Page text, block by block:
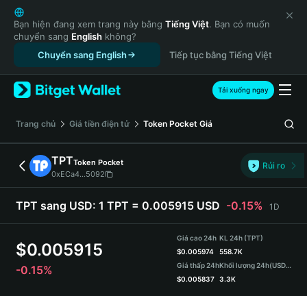
English
日本語
Tiếng Việt
Русский
Español (Latinoamérica)
Türkçe
Français
Deutsch
简体中文
繁體中文
Português (Portugal)
Bahasa Indonesia
ภาษาไทย
Español
Bạn hiện đang xem trang này bằng Tiếng Việt. Bạn có muốn
chuyển sang English không?
Chuyển sang English
Tiếp tục bằng Tiếng Việt
Tải xuống ngay
‌Trang chủ Giá tiền điện tử Token Pocket Giá
TPTToken Pocket
0xECa4...5092
Rủi ro
TPT sang USD: 1 TPT = 0.005915 USD -0.15% 1D
$0.005915
-0.15%
Giá cao 24h
$0.005974
Giá thấp 24h
$0.005837
KL 24h (TPT)
558.7K
Khối lượng 24h(USDT)
3.3K